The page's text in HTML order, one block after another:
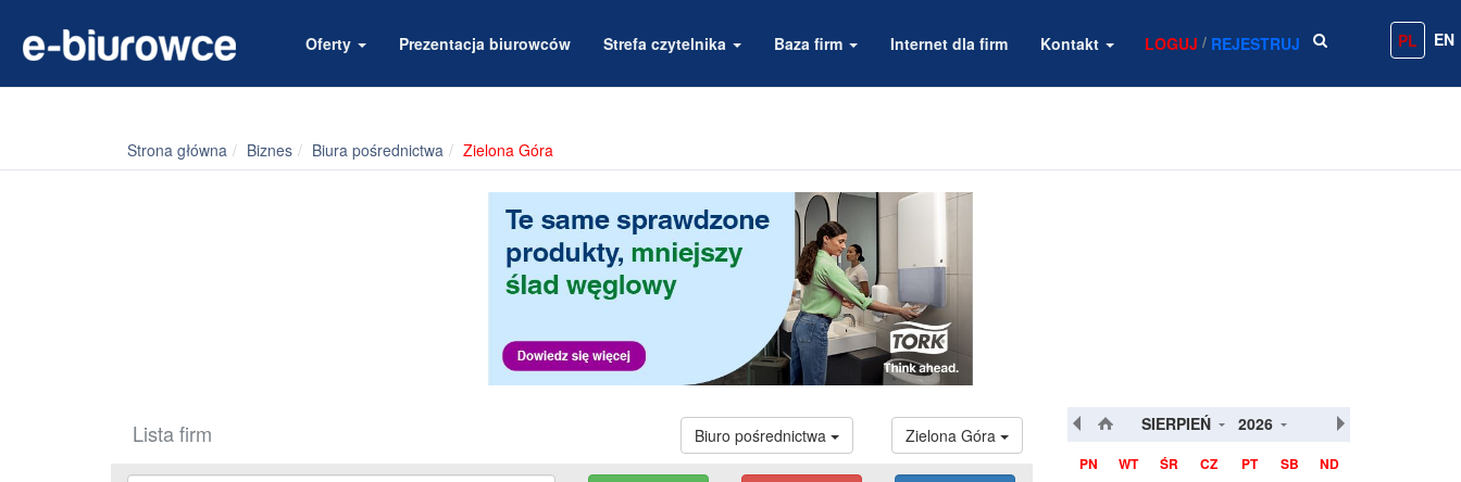
Oferty Prezentacja biurowców Strefa czytelnika Baza firm Internet dla firm Kontakt LOGUJ / REJESTRUJ PL EN
Strona główna Biznes Biura pośrednictwa Zielona Góra
Lista firm Biuro pośrednictwa Zielona Góra
SIERPIEŃ 2026
PN WT ŚR CZ PT SB ND